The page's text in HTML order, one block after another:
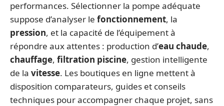
performances. Sélectionner la pompe adéquate
suppose d’analyser le fonctionnement, la
pression, et la capacité de l’équipement à
répondre aux attentes : production d’eau chaude,
chauffage, filtration piscine, gestion intelligente
de la vitesse. Les boutiques en ligne mettent à
disposition comparateurs, guides et conseils
techniques pour accompagner chaque projet, sans